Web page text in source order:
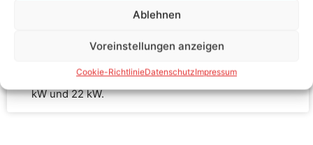
Ablehnen
Voreinstellungen anzeigen
Cookie-RichtlinieDatenschutzImpressum
Ladekabelaufbau für Ladeleistungen von 7,4 kW, 11
kW und 22 kW.